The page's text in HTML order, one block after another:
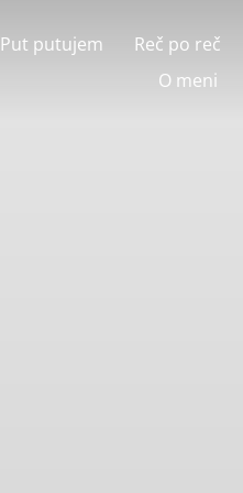
Put putujem Reč po reč
O meni